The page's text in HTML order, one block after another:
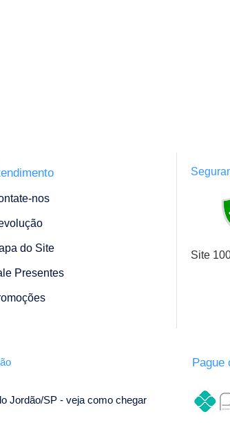
nos
do Site
Presentes
Site
Jordão/SP - veja como chegar
Pague